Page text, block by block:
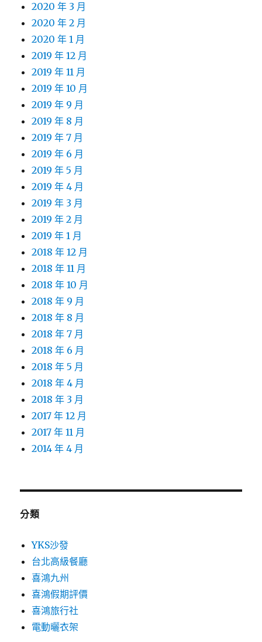
2020 年 3 月
2020 年 2 月
2020 年 1 月
2019 年 12 月
2019 年 11 月
2019 年 10 月
2019 年 9 月
2019 年 8 月
2019 年 7 月
2019 年 6 月
2019 年 5 月
2019 年 4 月
2019 年 3 月
2019 年 2 月
2019 年 1 月
2018 年 12 月
2018 年 11 月
2018 年 10 月
2018 年 9 月
2018 年 8 月
2018 年 7 月
2018 年 6 月
2018 年 5 月
2018 年 4 月
2018 年 3 月
2017 年 12 月
2017 年 11 月
2014 年 4 月
分類
YKS沙發
台北高級餐廳
喜鴻九州
喜鴻假期評價
喜鴻旅行社
電動曬衣架